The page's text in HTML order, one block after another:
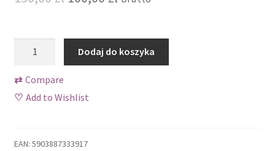
Zamów próbny numer
wynosiła:
150,00 zł.
wynosi:
100,00 zł.
Konferencji
Borówkowej
Dodaj do koszyka
⇄ Compare
♡ Add to Wishlist
EAN: 5903887333917